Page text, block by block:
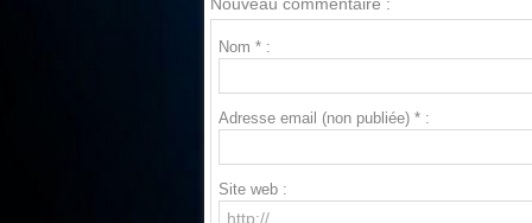
Nouveau commentaire :
Nom * :
Adresse email (non publiée) * :
Site web :